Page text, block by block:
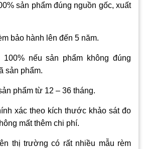
sản phẩm đúng nguồn gốc, xuất
bảo hành lên đến 5 năm.
100% nếu sản phẩm không đúng
sản phẩm.
phẩm từ 12 – 36 tháng.
xác theo kích thước khảo sát đo
mất thêm chi phí.
thị trường có rất nhiều mẫu rèm